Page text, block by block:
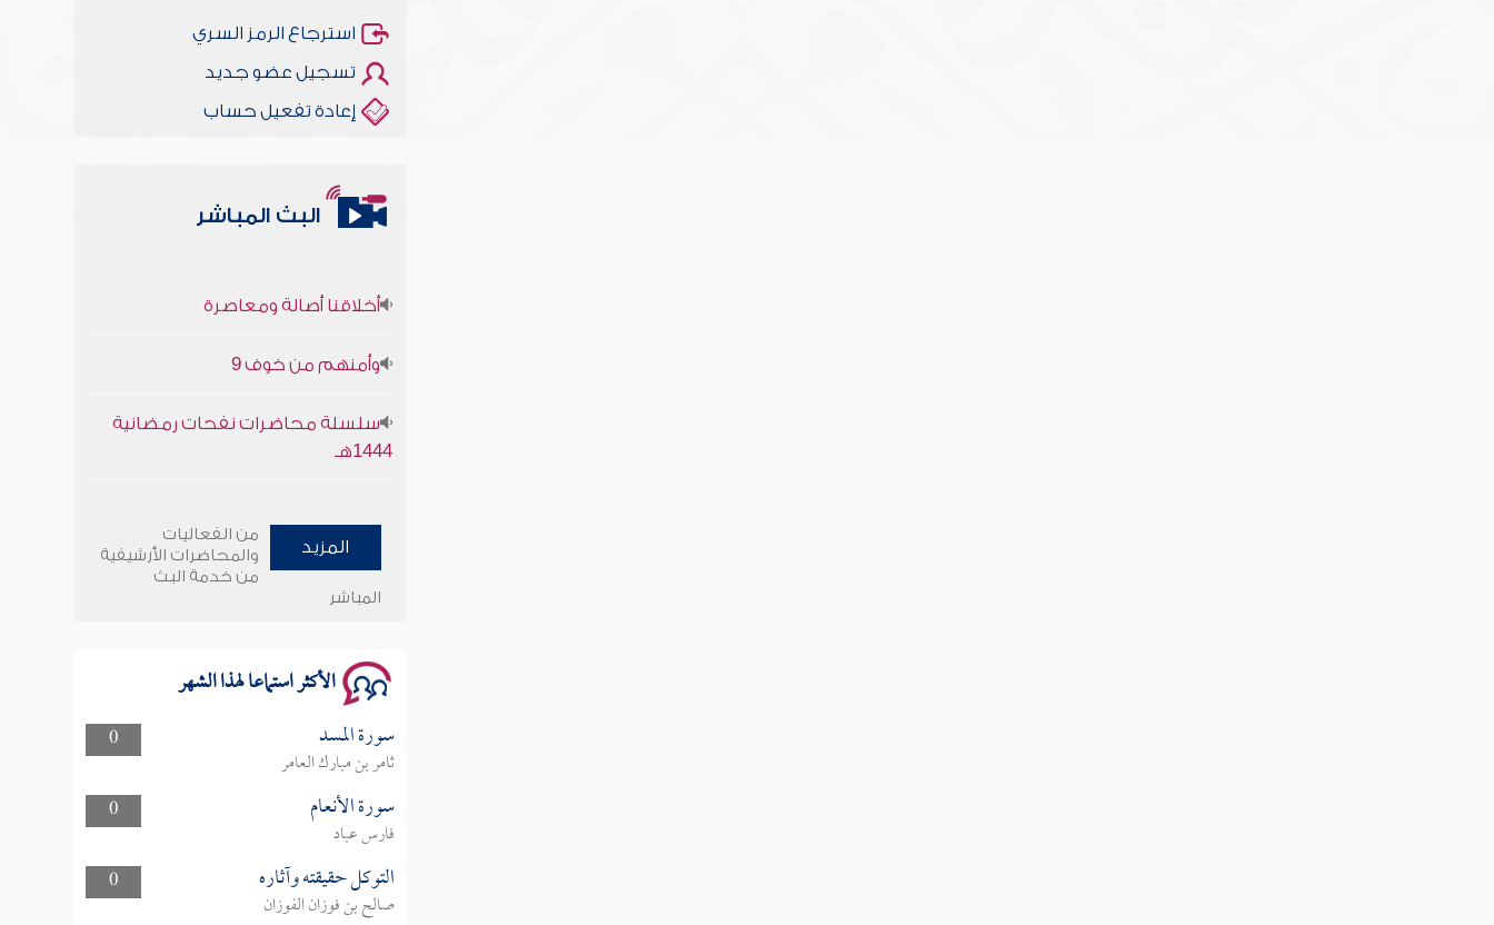
استرجاع الرمز السري
تسجيل عضو جديد
إعادة تفعيل حساب
البث المباشر
1444هـ
وأمنهم من خوف 9
المزيد
من الفعاليات
والمحاضرات الأرشيفية
من خدمة البث
المباشر
الأكثر استماعا لهذا الشهر
0 سورة المسد
ثامر بن مبارك العامر
0
سورة الأنعام
فارس عباد
0
التوكل حقيقته وآثاره
صالح بن فوزان الفوزان